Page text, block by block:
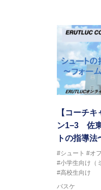
【コーチ
ン1−3 佐
トの指導
#シュート #オ
#小学生向け（
#高校生向け
バスケ